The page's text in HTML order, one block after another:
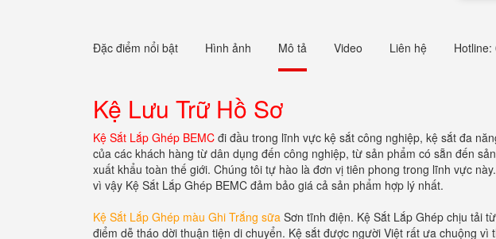
Đặc điểm nổi bật Hình ảnh Mô tả Video Liên hệ
Kệ Lưu Trữ Hồ Sơ
Kệ Sắt Lắp Ghép BEMC đi đầu trong lĩnh vực kệ sắt công nghiệp, kệ sắt đa
của các khách hàng từ dân dụng đến công nghiệp, từ sản phẩm có sẵn đến
xuất khẩu toàn thế giới. Chúng tôi tự hào là đơn vị tiên phong trong lĩnh vực
vì vậy Kệ Sắt Lắp Ghép BEMC đảm bảo giá cả sản phẩm hợp lý nhất.
Kệ Sắt Lắp Ghép màu Ghi Trắng sữa Sơn tĩnh điện. Kệ Sắt Lắp Ghép chịu tải
điểm dễ tháo dời thuận tiện di chuyển. Kệ sắt được người Việt rất ưa chuộng